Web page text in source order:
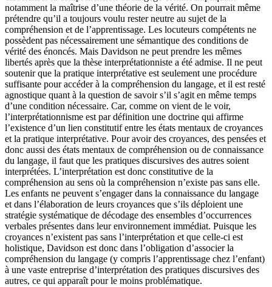
notamment la maîtrise d’une théorie de la vérité. On pourrait même
prétendre qu’il a toujours voulu rester neutre au sujet de la
compréhension et de l’apprentissage. Les locuteurs compétents ne
possèdent pas nécessairement une sémantique des conditions de
vérité des énoncés. Mais Davidson ne peut prendre les mêmes
libertés après que la thèse interprétationniste a été admise. Il ne peut
soutenir que la pratique interprétative est seulement une procédure
suffisante pour accéder à la compréhension du langage, et il est resté
agnostique quant à la question de savoir s’il s’agit en même temps
d’une condition nécessaire. Car, comme on vient de le voir,
l’interprétationnisme est par définition une doctrine qui affirme
l’existence d’un lien constitutif entre les états mentaux de croyances
et la pratique interprétative. Pour avoir des croyances, des pensées et
donc aussi des états mentaux de compréhension ou de connaissance
du langage, il faut que les pratiques discursives des autres soient
interprétées. L’interprétation est donc constitutive de la
compréhension au sens où la compréhension n’existe pas sans elle.
Les enfants ne peuvent s’engager dans la connaissance du langage
et dans l’élaboration de leurs croyances que s’ils déploient une
stratégie systématique de décodage des ensembles d’occurrences
verbales présentes dans leur environnement immédiat. Puisque les
croyances n’existent pas sans l’interprétation et que celle-ci est
holistique, Davidson est donc dans l’obligation d’associer la
compréhension du langage (y compris l’apprentissage chez l’enfant)
à une vaste entreprise d’interprétation des pratiques discursives des
autres, ce qui apparaît pour le moins problématique.